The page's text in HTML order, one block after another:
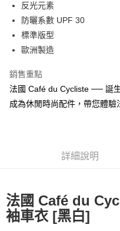
玉山商業銀行
台新國際商業銀行
台灣樂天信用卡公司
Google Pay
相關說明
【大哥付你分期使用說明】
1.本服務由台灣大哥大提供，台
4.訂單成立30分鐘內，如未前往
1.分期款項不併入電信帳單，「
醒簡訊。
2.透過簡訊連結打開帳單後，可
AFTEE先享後付
１．簡單：不需註冊會員、不需
【「AFTEE先享後付」結帳流程
１．於結帳方式選擇「AFTEE先
結帳頁面，進行簡訊認證並確認
每筆NT$60，滿NT$998(含以
全家純取貨
反光元素
防曬系數 UPF 30
標準版型
歐洲製造
銷售重點
法國 Café du Cycliste ── 誕
成為休閒時尚配件，帶您體驗
詳細說明
法國 Café du
袖車衣 [黑白]